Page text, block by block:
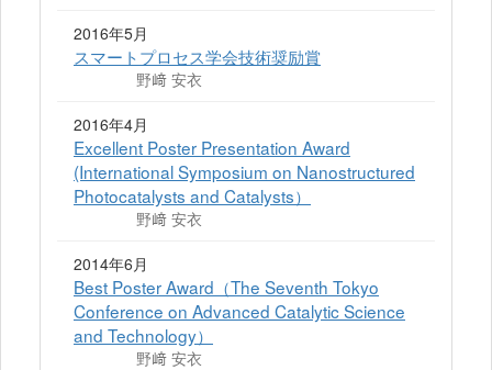
2016年5月
スマートプロセス学会技術奨励賞
野﨑 安衣
2016年4月
Excellent Poster Presentation Award
(International Symposium on Nanostructured
Photocatalysts and Catalysts）
野﨑 安衣
2014年6月
Best Poster Award（The Seventh Tokyo
Conference on Advanced Catalytic Science
and Technology）
野﨑 安衣